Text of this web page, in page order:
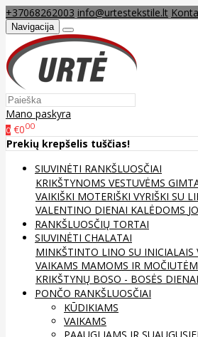
+37068262003 info@urtestekstile.lt
Navigacija
Mano paskyra
0 €000
Prekių krepšelis tuščias!
SIUVINĖTI RANKŠLUOSČIAI
KRIKŠTYNOMS VESTUVĖMS
VAIKIŠKI MOTERIŠKI VYRIŠKI SU
VALENTINO DIENAI KALĖDOMS
RANKŠLUOSČIŲ TORTAI
SIUVINĖTI CHALATAI
MINKŠTINTO LINO SU INICIALAIS
VAIKAMS MAMOMS IR
KRIKŠTYNŲ BOSO - BOSĖS DIENAI
PONČO RANKŠLUOSČIAI
KŪDIKIAMS
VAIKAMS
PAAUGLIAMS IR